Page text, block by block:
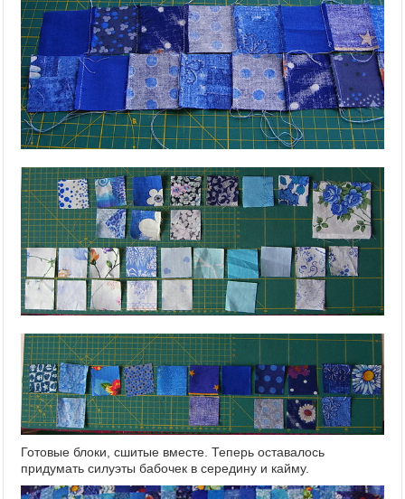
Готовые блоки, сшитые вместе. Теперь оставалось
придумать силуэты бабочек в середину и кайму.